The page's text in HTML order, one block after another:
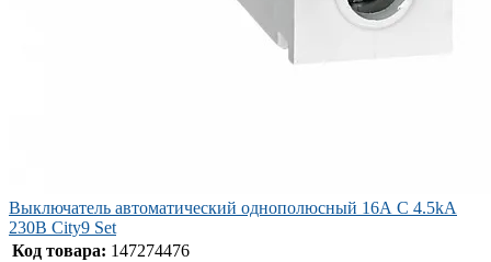
Выключатель автоматический однополюсный 16А С 4.5kA
230В City9 Set
Код товара: 147274476